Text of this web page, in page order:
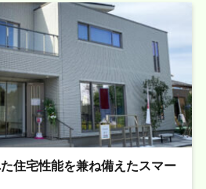
住宅性能を兼ね備えたスマー